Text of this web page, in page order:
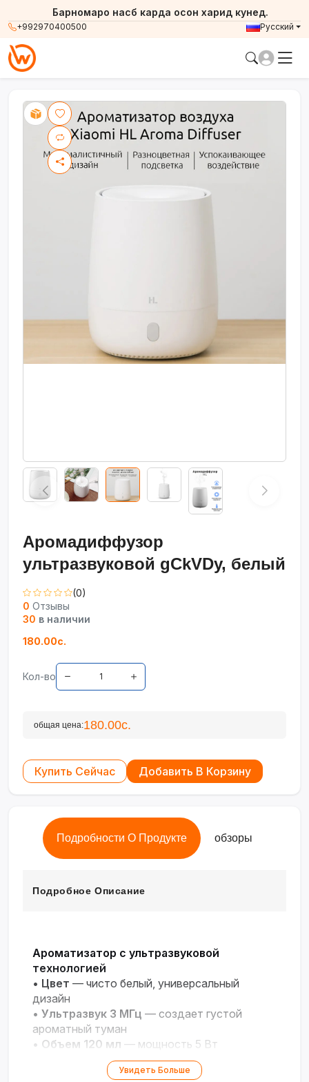
+992970400500
Барномаро насб карда осон харид кунед.
Русский
Аромадиффузор
ультразвуковой gCkVDy, белый
(0)
0 Отзывы
30 в наличии
180.00с.
Кол-во
общая цена:180.00с.
Купить Сейчас Добавить В Корзину
Подробности О Продукте обзоры
Подробное Описание
Ароматизатор с ультразвуковой
технологией
• Цвет — чисто белый, универсальный
дизайн
• Ультразвук 3 МГц — создает густой
ароматный туман
• Объем 120 мл — мощность 5 Вт
Работа до 10 часов— от сети
— 98×98×120 мм, вес 360 г
Увидеть Больше